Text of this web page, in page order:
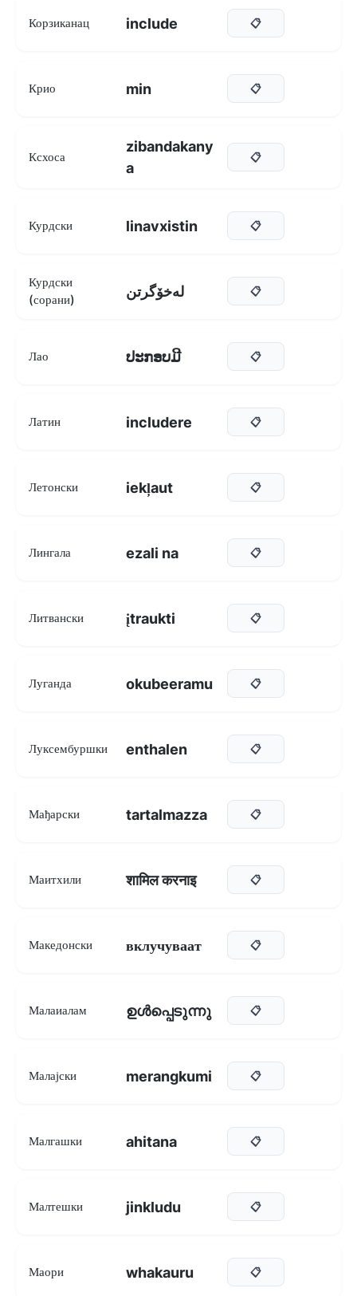
Корзиканац include 📋
Крио min 📋
Ксхоса
zibandakany
a
📋
Курдски linavxistin 📋
Курдски
(сорани)
لەخۆگرتن 📋
Лао ປະກອບມີ 📋
Латин includere 📋
Летонски iekļaut 📋
Лингала ezali na 📋
Литвански įtraukti 📋
Луганда okubeeramu 📋
Луксембуршки enthalen 📋
Мађарски tartalmazza 📋
Маитхили शामिल करनाइ 📋
Македонски вклучуваат 📋
Малаиалам ഉൾപ്പെടുന്നു 📋
Малајски merangkumi 📋
Малгашки ahitana 📋
Малтешки jinkludu 📋
Маори whakauru 📋